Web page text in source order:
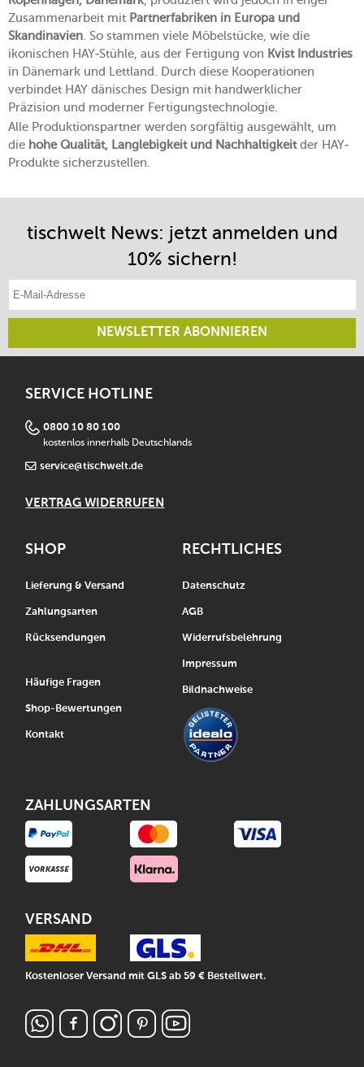
Zusammenarbeit mit Partnerfabriken in Europa und
Skandinavien. So stammen viele Möbelstücke, wie die
ikonischen HAY-Stühle, aus der Fertigung von Kvist Industries
in Dänemark und Lettland. Durch diese Kooperationen
verbindet HAY dänisches Design mit handwerklicher
Präzision und moderner Fertigungstechnologie.
Alle Produktionspartner werden sorgfältig ausgewählt, um
die hohe Qualität, Langlebigkeit und Nachhaltigkeitder HAY-
Produkte sicherzustellen.
tischwelt News: jetzt anmelden und
10% sichern!
E-Mail-Adresse eintragen
NEWSLETTER ABONNIEREN
SERVICE HOTLINE
0800 10 80 100
kostenlos innerhalb Deutschlands
service@tischwelt.de
VERTRAG WIDERRUFEN
SHOP
Lieferung & Versand
Zahlungsarten
Rücksendungen
Häufige Fragen
Shop-Bewertungen
Kontakt
RECHTLICHES
Datenschutz
AGB
Widerrufsbelehrung
Impressum
Bildnachweise
ZAHLUNGSARTEN
VERSAND
Kostenloser Versand mit GLS ab 59 € Bestellwert.